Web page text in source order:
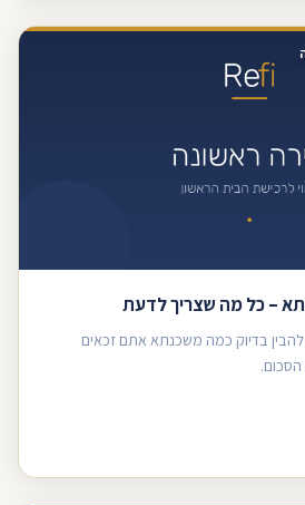
– כל מה שצריך לדעת
להבין בדיוק כמה משכנתא אתם זכאים